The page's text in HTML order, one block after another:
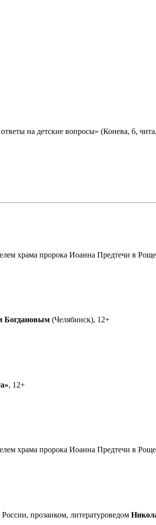
на детские вопросы» (Конева, 6,
храма пророка Иоанна Предтечи в
Богдановым (Челябинск), 12+
, 12+
храма пророка Иоанна Предтечи в
прозаиком, литературоведом